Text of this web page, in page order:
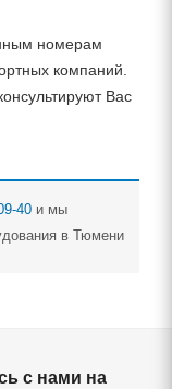
номерам
компаний.
Вас
40 и мы
в Тюмени
с нами на